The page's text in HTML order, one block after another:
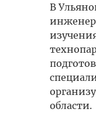
В
области.